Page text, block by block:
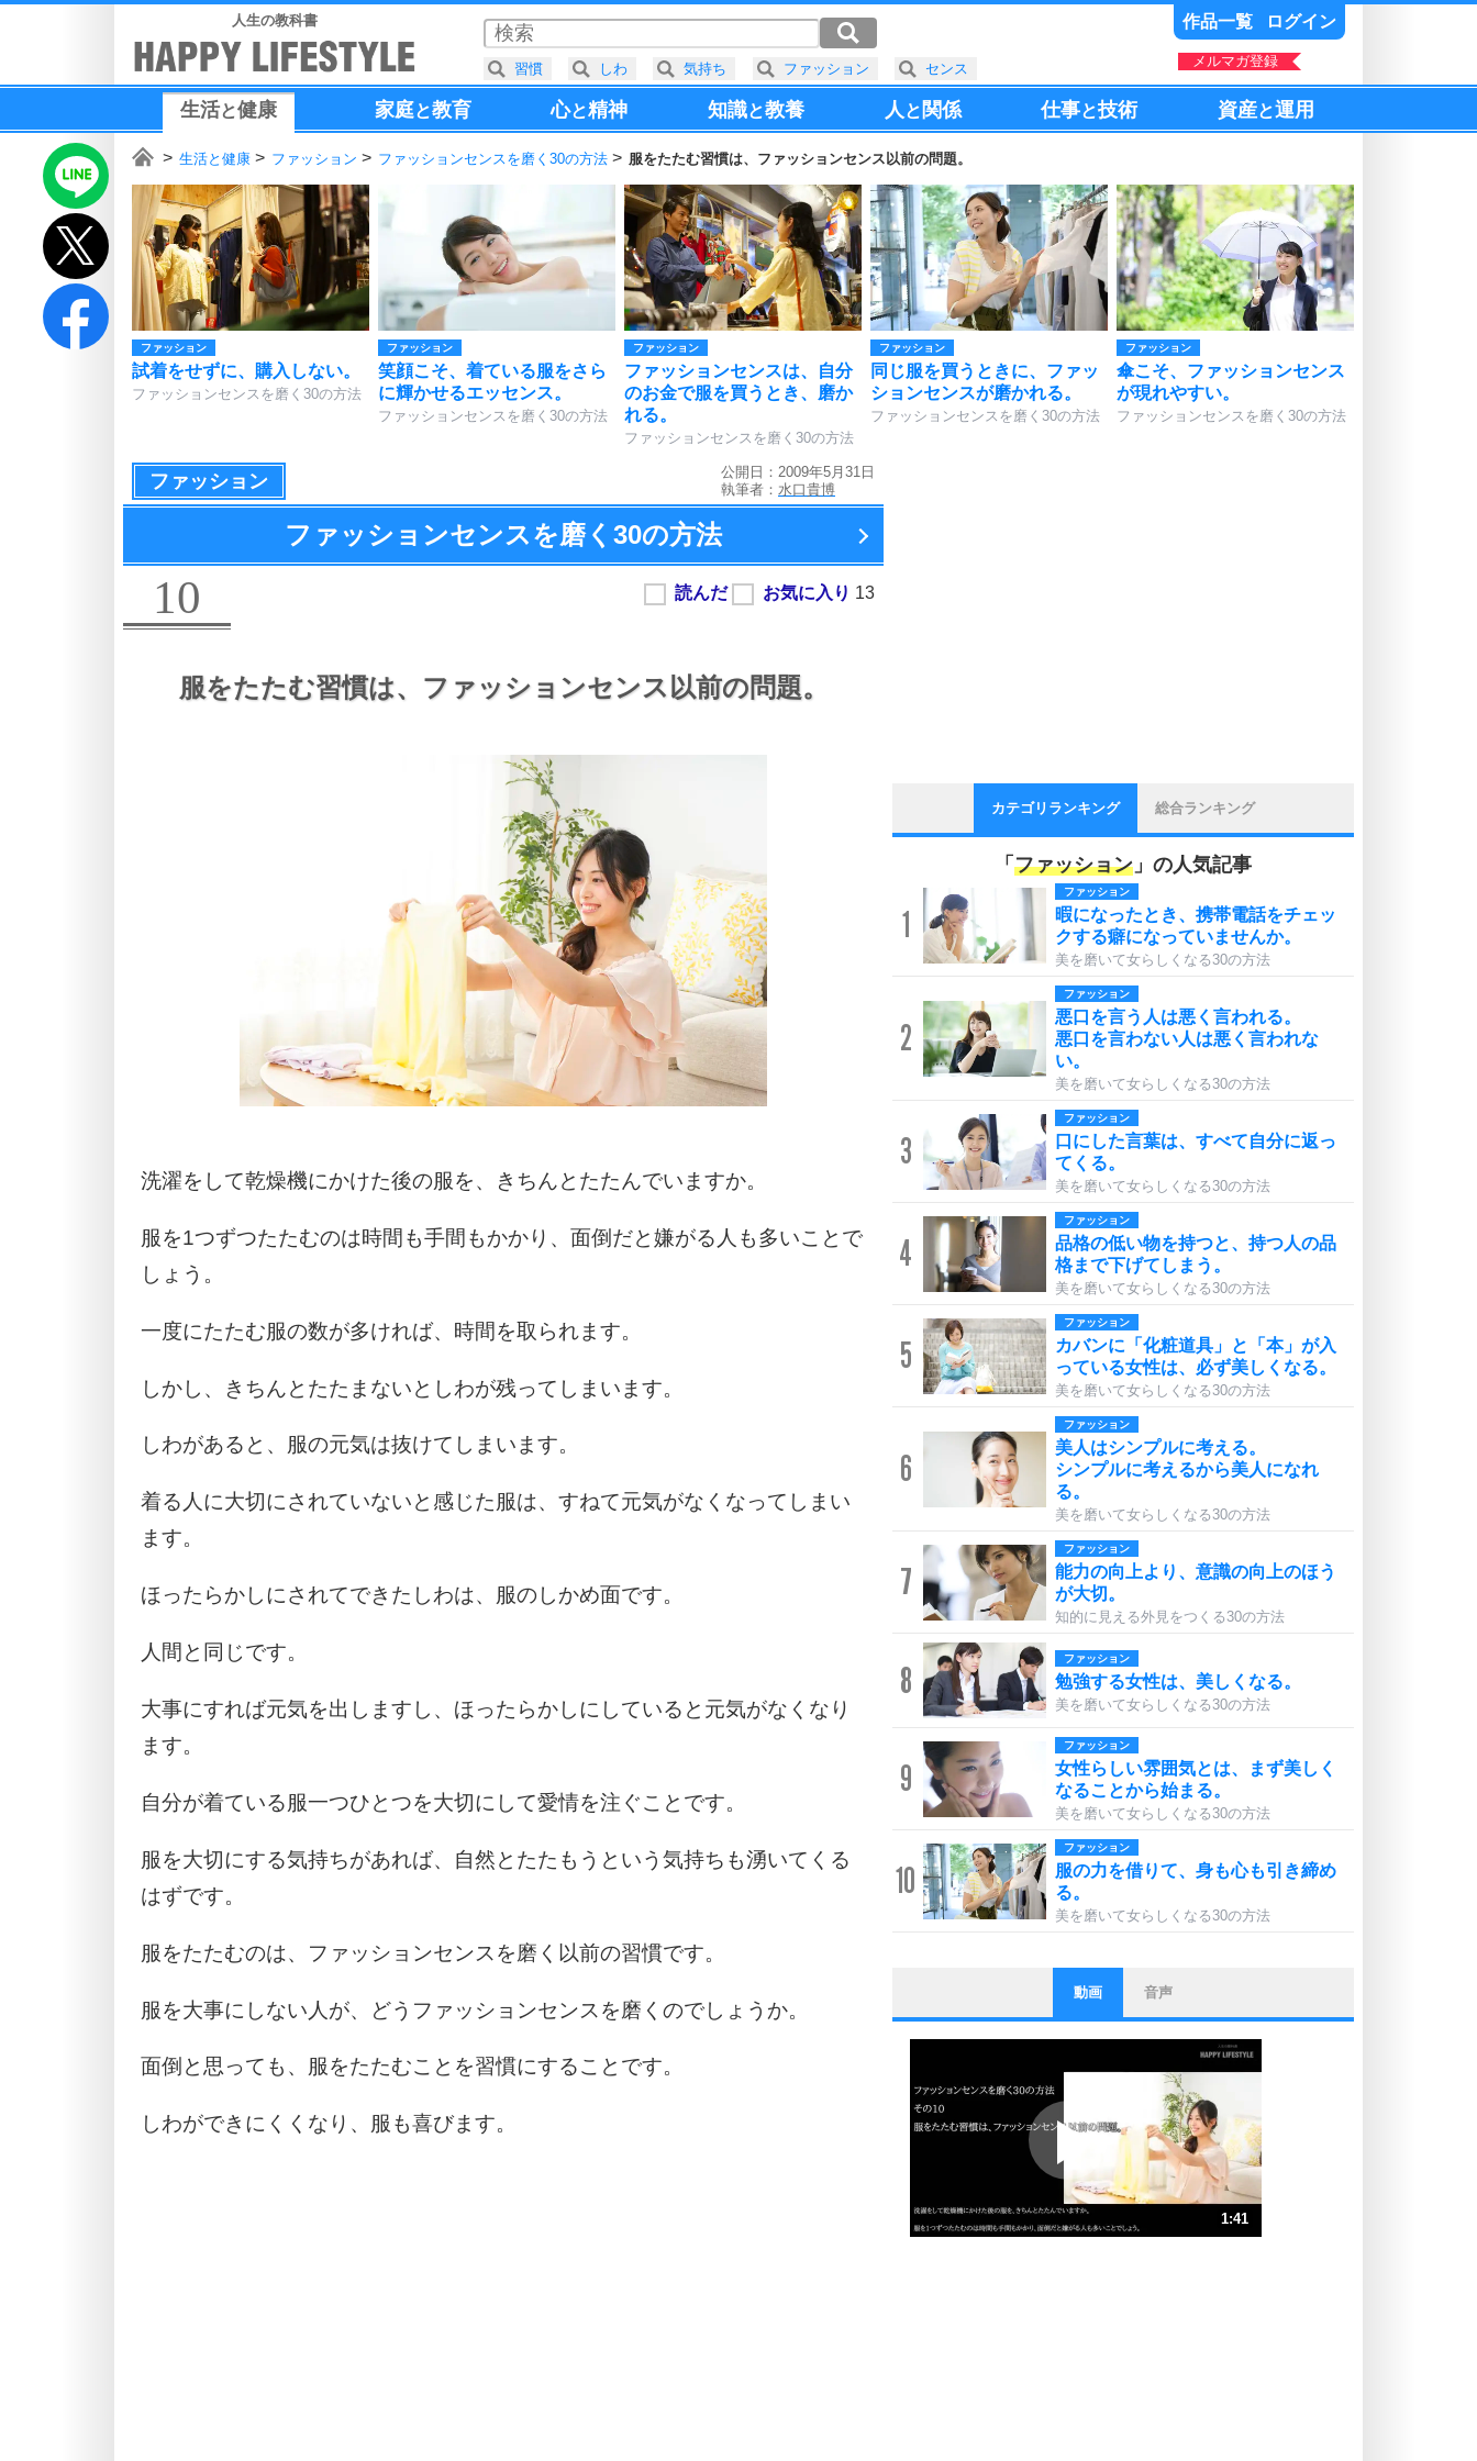
人生の教科書 作品一覧 ログイン
メルマガ登録
生活と健康 家庭と教育 心と精神 知識と教養 人と 関係 仕事と技術 資産と運用
生活と健康 ファッション ファッションセンスを磨く30の方法 服をたたむ習慣は、ファッションセンス以前の問題。
ファッション
試着をせずに、購入しない。
ファッションセンスを磨く30の方法
ファッション
笑顔こそ、着ている服をさら
に輝かせるエッセンス。
ファッションセンスを磨く30の方法
ファッション
ファッションセンスは、自分
のお金で服を買うとき、磨か
れる。
ファッションセンスを磨く30の方法
ファッション
同じ服を買うときに、ファッ
ションセンスが磨かれる。
ファッションセンスを磨く30の方法
ファッション
傘こそ、ファッションセンス
が現れやすい。
ファッションセンスを磨く30の方法
ファッション
公開日：2009年5月31日
執筆者： 水口貴博
ファッションセンスを磨く 30の方法
10
服をたたむ習慣は、 ファッションセンス以前の問題。
洗濯をして乾燥機にかけた後の服を、きちんとたたんでいますか。
服を1つずつたたむのは時間も手間もかかり、面倒だと嫌がる人も多いことで
しょう。
一度にたたむ服の数が多ければ、時間を取られます。
しかし、きちんとたたまないとしわが残ってしまいます。
しわがあると、服の元気は抜けてしまいます。
着る人に大切にされていないと感じた服は、すねて元気がなくなってしまい
ます。
ほったらかしにされてできたしわは、服のしかめ面です。
人間と同じです。
大事にすれば元気を出しますし、ほったらかしにしていると元気がなくなり
ます。
自分が着ている服一つひとつを大切にして愛情を注ぐことです。
服を大切にする気持ちがあれば、自然とたたもうという気持ちも湧いてくる
はずです。
服をたたむのは、ファッションセンスを磨く以前の習慣です。
服を大事にしない人が、どうファッションセンスを磨くのでしょうか。
面倒と思っても、服をたたむことを習慣にすることです。
しわができにくくなり、服も喜びます。
カテゴリランキング 総合ランキング
「 ファッション 」の人気記事
1
ファッション
暇になったとき、携帯電話をチェッ
クする癖になっていませんか。
美を磨いて女らしくなる30の方法
2
ファッション
悪口を言う人は悪く言われる。
悪口を言わない人は悪く言われな
い。
美を磨いて女らしくなる30の方法
3
ファッション
口にした言葉は、すべて自分に返っ
てくる。
美を磨いて女らしくなる30の方法
4
ファッション
品格の低い物を持つと、持つ人の品
格まで下げてしまう。
美を磨いて女らしくなる30の方法
5
ファッション
カバンに「化粧道具」と「本」が入
っている女性は、必ず美しくなる。
美を磨いて女らしくなる30の方法
6
ファッション
美人はシンプルに考える。
シンプルに考えるから美人になれ
る。
美を磨いて女らしくなる30の方法
7
ファッション
能力の向上より、意識の向上のほう
が大切。
知的に見える外見をつくる30の方法
8
ファッション
勉強する女性は、美しくなる。
美を磨いて女らしくなる30の方法
9
ファッション
女性らしい雰囲気とは、まず美しく
なることから始まる。
美を磨いて女らしくなる30の方法
10
ファッション
服の力を借りて、身も心も引き締め
る。
美を磨いて女らしくなる30の方法
1
ストレス対策
他人と比べない。
いっそのこと、他人を見ない。
ポジティブになれない原因は、行動
しないから。
ポジティブ思考になる30の方法
3
ストレス対策
人生、なんとかなるもの。
動画 音声
1:41
習慣 しわ 気持ち ファッション センス